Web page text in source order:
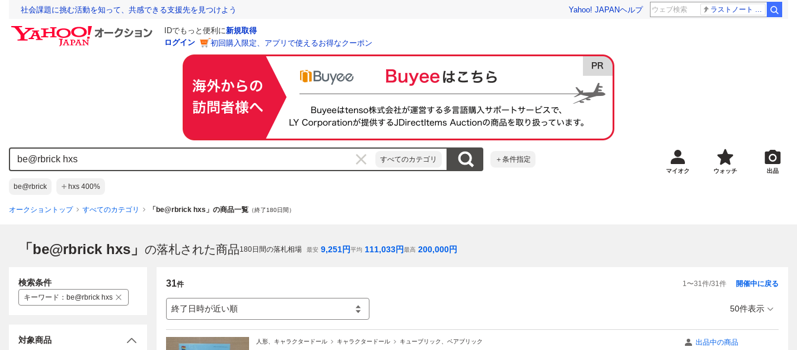
社会課題に挑む活動を知って、共感できる支援先を見つけよう Yahoo! JAPANヘルプ ラストノート 内田有紀
IDでもっと便利に新規取得
ログイン
初回購入限定、アプリで使えるお得なクーポン
すべてのカテゴリ ＋条件指定
be@rbrick hxs 400%
マイオク ウォッチ 出品
オークショントップ すべてのカテゴリ 「be@rbrick hxs」の商品一覧 （終了180日間）
「be@rbrick hxs」 の落札された商品180日間の落札相場 最安 9,251円平均 111,033円最高 200,000円
31件 1〜31件/31件
終了日時が近い順
開催中に戻る
50件表示
人形、キャラクタードール キャラクタードール キューブリック、ベアブリック
出品中の商品
検索条件
キーワード ： be@rbrick hxs
対象商品